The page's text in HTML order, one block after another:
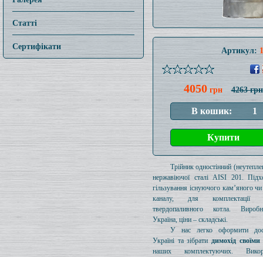
Статті
Сертифікати Артикул:
4050грн 4263 грн
Трійник одностінний
нержавіючої сталі AISI 201.
гільзування існуючого кам’яного
каналу, для комплектації
твердопаливного котла.
Україна, ціни – складські.
У нас легко оформити
Україні та зібратидимохід
наших комплектуючих.